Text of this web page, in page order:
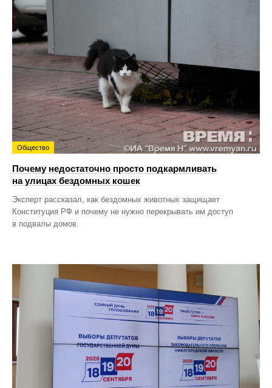
Общество
Почему недостаточно просто подкармливать
на улицах бездомных кошек
Эксперт рассказал, как бездомных животных защищает
Конституция РФ и почему не нужно перекрывать им доступ
в подвалы домов.